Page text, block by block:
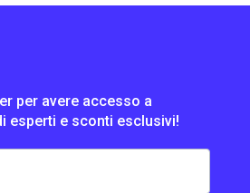
per avere accesso a
esperti e sconti esclusivi!